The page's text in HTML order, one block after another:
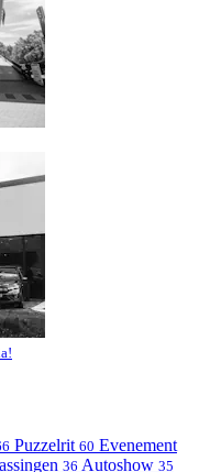
Puzzelrit 60 Evenement
36 Autoshow 35